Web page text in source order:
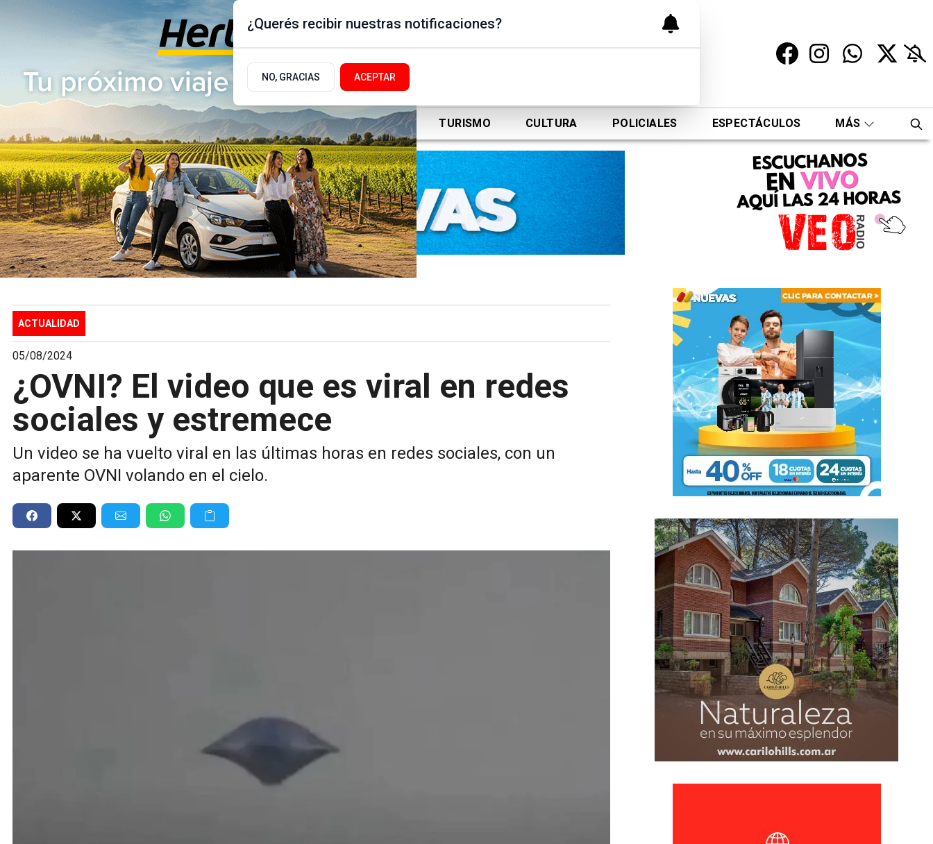
Jueves 6 de Agosto
de 2026
17.9ºc | Buenos Aires, AR
ACTUALIDAD POLÍTICA DEPORTES TURISMO CULTURA POLICIALES ESPECTÁCULOS MÁS
ACTUALIDAD
05/08/2024
¿OVNI? El video que es viral en redes
sociales y estremece
Un video se ha vuelto viral en las últimas horas en redes sociales, con un
aparente OVNI volando en el cielo.
¿Querés recibir nuestras notificaciones?
NO, GRACIAS ACEPTAR